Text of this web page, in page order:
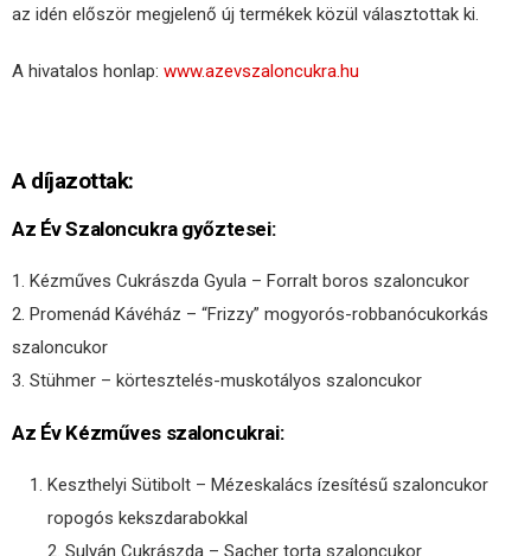
az idén először megjelenő új termékek közül választottak ki.
A hivatalos honlap: www.azevszaloncukra.hu
A díjazottak:
Az Év Szaloncukra győztesei:
1. Kézműves Cukrászda Gyula – Forralt boros szaloncukor
2. Promenád Kávéház – “Frizzy” mogyorós-robbanócukorkás
szaloncukor
3. Stühmer – körtesztelés-muskotályos szaloncukor
Az Év Kézműves szaloncukrai:
Keszthelyi Sütibolt – Mézeskalács ízesítésű szaloncukor
ropogós kekszdarabokkal
2. Sulyán Cukrászda – Sacher torta szaloncukor